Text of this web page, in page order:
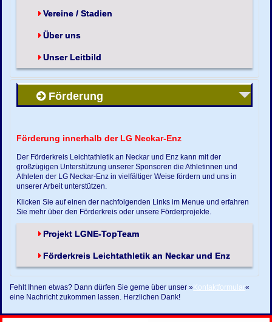
Vereine / Stadien
Über uns
Unser Leitbild
Förderung
Förderung innerhalb der LG Neckar-Enz
Der Förderkreis Leichtathletik an Neckar und Enz kann mit der
großzügigen Unterstützung unserer Sponsoren die Athletinnen und
Athleten der LG Neckar-Enz in vielfältiger Weise fördern und uns in
unserer Arbeit unterstützen.
Klicken Sie auf einen der nachfolgenden Links im Menue und erfahren
Sie mehr über den Förderkreis oder unsere Förderprojekte.
Projekt LGNE-TopTeam
Förderkreis Leichtathletik an Neckar und Enz
Fehlt Ihnen etwas? Dann dürfen Sie gerne über unser »Kontaktformular«
eine Nachricht zukommen lassen. Herzlichen Dank!